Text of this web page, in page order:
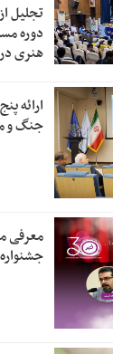
تجلیل
دوره
هنری
ارائه
جنگ و
معرفی